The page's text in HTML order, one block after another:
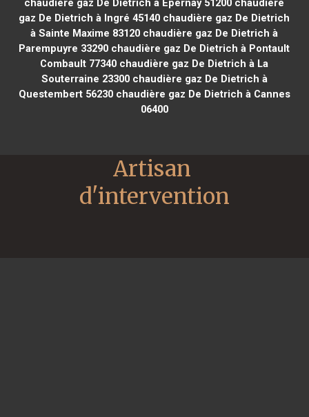
gaz De Dietrich à Ingré 45140 chaudière gaz De Dietrich
à Sainte Maxime 83120 chaudière gaz De Dietrich à
Parempuyre 33290 chaudière gaz De Dietrich à Pontault
Combault 77340 chaudière gaz De Dietrich à La
Souterraine 23300chaudière gaz De Dietrich à
Questembert 56230chaudière gaz De Dietrich à Cannes
06400
Artisan
d'intervention